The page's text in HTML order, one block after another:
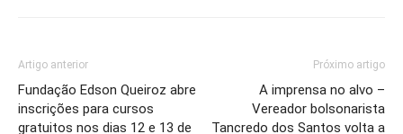
Artigo anterior
Fundação Edson Queiroz abre
inscrições para cursos
gratuitos nos dias 12 e 13 de
Próximo artigo
A imprensa no alvo –
Vereador bolsonarista
Tancredo dos Santos volta a